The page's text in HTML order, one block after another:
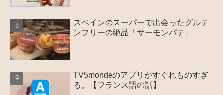
スペインのスーパーで出会ったグルテ
ンフリーの絶品「サーモンパテ」
TV5mondeのアプリがすぐれものすぎ
る。【フランス語の話】